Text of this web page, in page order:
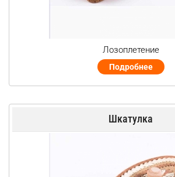
Лозоплетение
Подробнее
Шкатулка